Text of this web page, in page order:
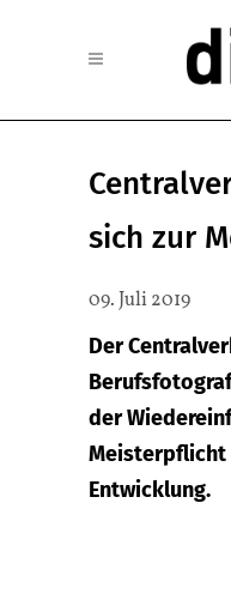
sich zur
09. Juli 2019
Der
der
Entwicklung.